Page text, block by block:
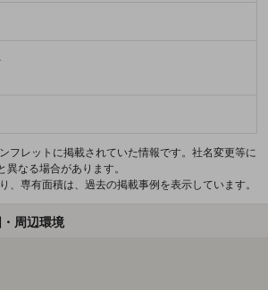
フレットに掲載されていた情報です。社名変更等に
異なる場合があります。
、専有面積は、過去の掲載事例を表示しています。
周辺環境